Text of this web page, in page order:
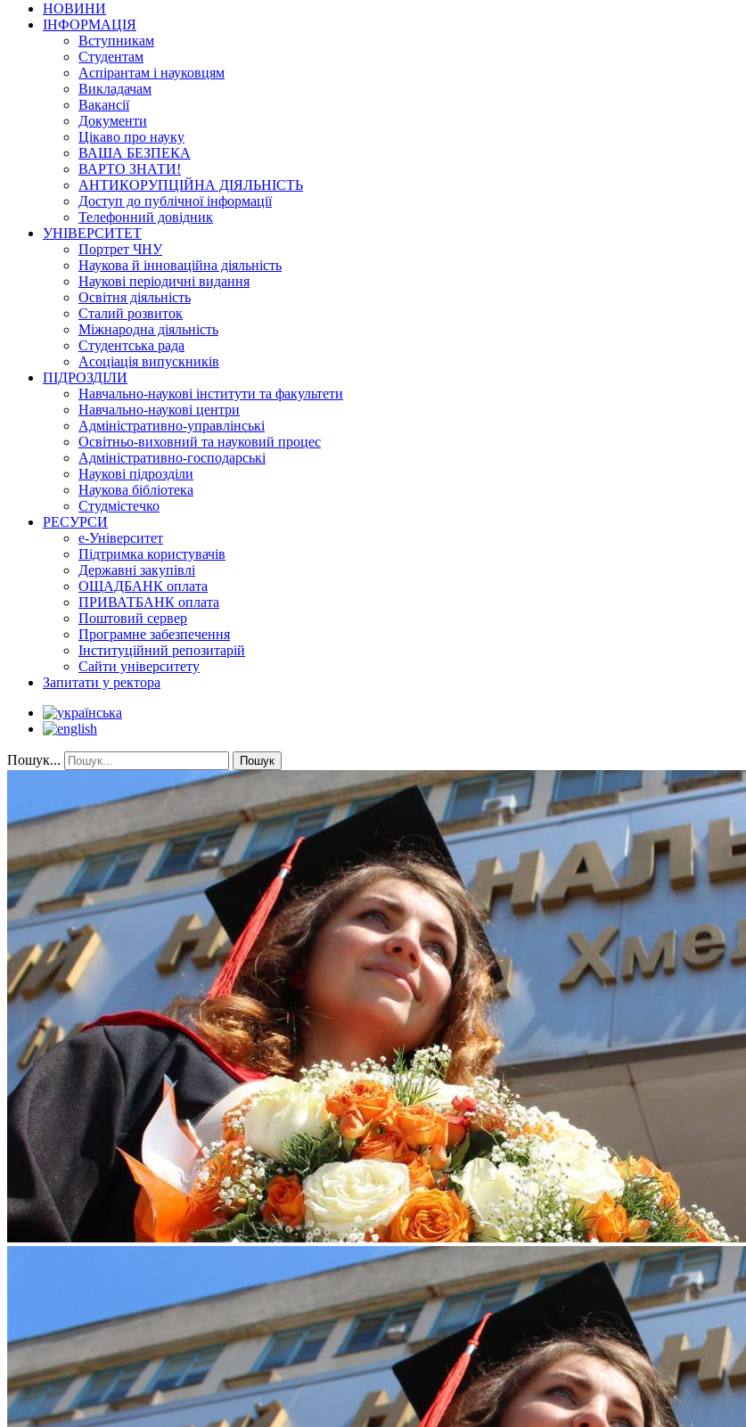
НОВИНИ
ІНФОРМАЦІЯ
Вступникам
Студентам
Аспірантам і науковцям
Викладачам
Вакансії
Документи
Цікаво про науку
ВАША БЕЗПЕКА
ВАРТО ЗНАТИ!
АНТИКОРУПЦІЙНА ДІЯЛЬНІСТЬ
Доступ до публічної інформації
Телефонний довідник
УНІВЕРСИТЕТ
Портрет ЧНУ
Наукова й інноваційна діяльність
Наукові періодичні видання
Освітня діяльність
Сталий розвиток
Міжнародна діяльність
Студентська рада
Асоціація випускників
ПІДРОЗДІЛИ
Навчально-наукові інститути та факультети
Навчально-наукові центри
Адміністративно-управлінські
Освітньо-виховний та науковий процес
Адміністративно-господарські
Наукові підрозділи
Наукова бібліотека
Студмістечко
РЕСУРСИ
е-Університет
Підтримка користувачів
Державні закупівлі
ОЩАДБАНК оплата
ПРИВАТБАНК оплата
Поштовий сервер
Програмне забезпечення
Інституційний репозитарій
Сайти університету
Запитати у ректора
Пошук... Пошук